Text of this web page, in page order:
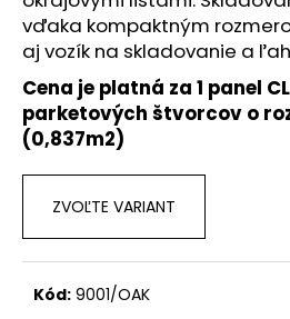
vďaka kompaktným
aj vozík na skladovanie a
Cena je platná za 1 panel
parketových štvorcov o
(0,837m2)
ZVOĽTE VARIANT
Kód: 9001/OAK
p
o
r
ú
č
a
m